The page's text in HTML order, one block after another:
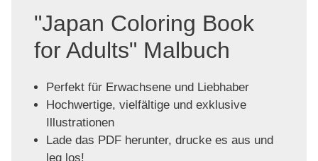
"Japan Coloring Book
for Adults" Malbuch
Perfekt für Erwachsene und Liebhaber
Hochwertige, vielfältige und exklusive
Illustrationen
Lade das PDF herunter, drucke es aus und
leg los!